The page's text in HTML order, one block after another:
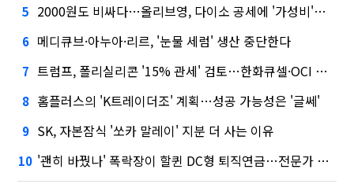
5 2000원도 비싸다…올리브영, 다이소 공세에 '가성비'로 맞불
6 메디큐브·아누아·리르, '눈물 세럼' 생산 중단한다
7 트럼프, 폴리실리콘 '15% 관세' 검토…한화큐셀·OCI 영향은?
8 홈플러스의 'K트레이더조' 계획…성공 가능성은 '글쎄'
9 SK, 자본잠식 '쏘카 말레이' 지분 더 사는 이유
10 '괜히 바꿨나' 폭락장이 할퀸 DC형 퇴직연금…전문가 조언은